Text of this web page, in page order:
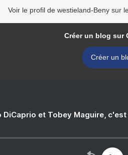
Voir le profil de westieland-Beny sur
Créer un blog sur
Créer un
DiCaprio et Tobey Maguire,